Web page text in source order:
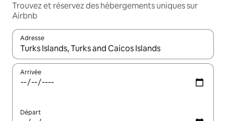
Trouvez et réservez des hébergements uniques sur
Airbnb
Adresse
Lorsque les résultats s'affichent, utilisez les flèches vers le
Arrivée
Départ